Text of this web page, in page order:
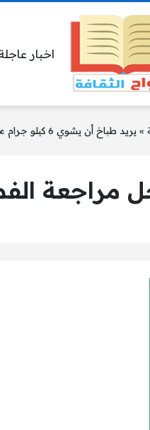
اخبار
» يريد طباخ أن يشوي 6 كيلو جرام من اللحم . إذا كان كل كيلو جرام يحتاج إلى 20 دقيقة
مراجعة الفصل